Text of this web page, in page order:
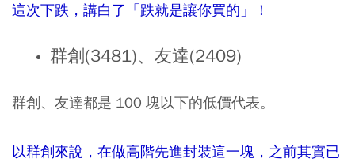
這次下跌，講白了「跌就是讓你買的」！
群創(3481)、友達(2409)
群創、友達都是 100 塊以下的低價代表。
以群創來說，在做高階先進封裝這一塊，之前其實已